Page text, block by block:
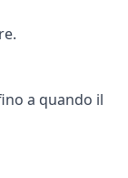
a quando il